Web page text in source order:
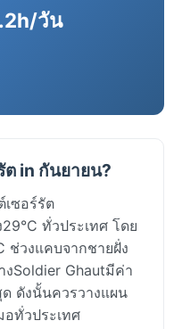
วัน
ต in กันยายน?
ซอร์รัต
ทั่วประเทศ โดย
วงแคบจากชายฝั่ง
Soldier Ghautมีค่า
ด ดังนั้นควรวางแผน
ทั่วประเทศ